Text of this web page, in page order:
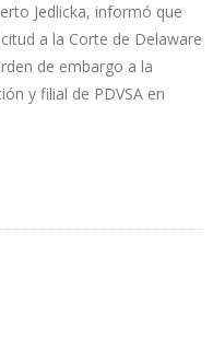
Jedlicka, informó que
a la Corte de Delaware
de embargo a la
y filial de PDVSA en